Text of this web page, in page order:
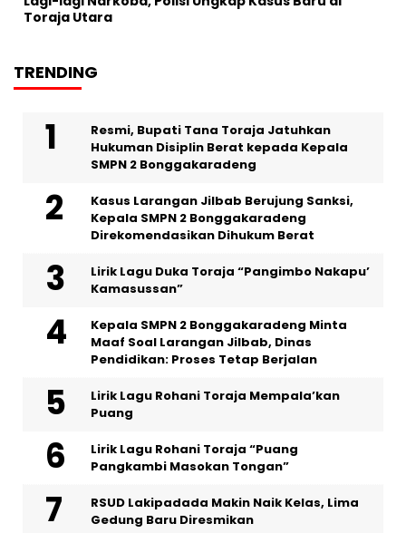
Toraja Utara
TRENDING
Resmi, Bupati Tana Toraja Jatuhkan
Hukuman Disiplin Berat kepada Kepala
SMPN 2 Bonggakaradeng
Kasus Larangan Jilbab Berujung Sanksi,
Kepala SMPN 2 Bonggakaradeng
Direkomendasikan Dihukum Berat
Lirik Lagu Duka Toraja “Pangimbo Nakapu’
Kamasussan”
Kepala SMPN 2 Bonggakaradeng Minta
Maaf Soal Larangan Jilbab, Dinas
Pendidikan: Proses Tetap Berjalan
Lirik Lagu Rohani Toraja Mempala’kan
Puang
Lirik Lagu Rohani Toraja “Puang
Pangkambi Masokan Tongan”
RSUD Lakipadada Makin Naik Kelas, Lima
Gedung Baru Diresmikan